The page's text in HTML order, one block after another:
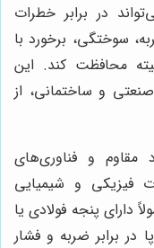
در برابر خطرات
سوختگی، برخورد با
محافظت کند. این
و ساختمانی، از
مقاوم و فناوری‌های
فیزیکی و شیمیایی
پنجه فولادی یا
در برابر ضربه و فشار